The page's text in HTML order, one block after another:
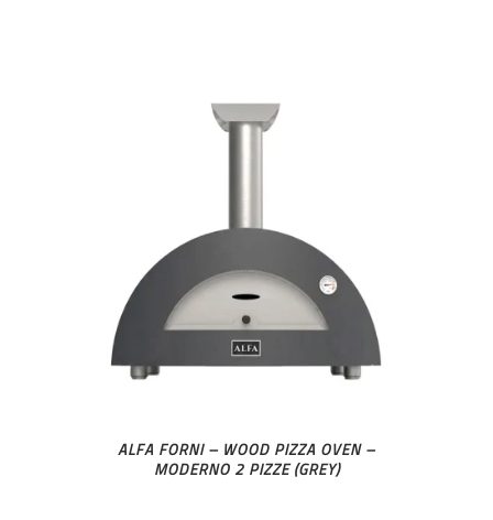
ALFA FORNI – WOOD PIZZA OVEN –
MODERNO 2 PIZZE (GREY)